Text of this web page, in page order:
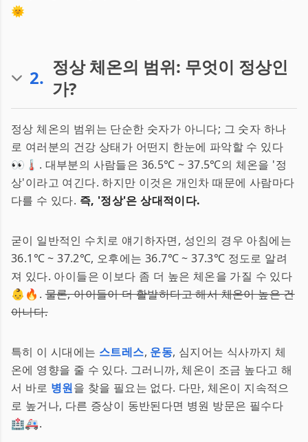
🌞
2. 정상 체온의 범위: 무엇이 정상인
가?
정상 체온의 범위는 단순한 숫자가 아니다; 그 숫자 하나
로 여러분의 건강 상태가 어떤지 한눈에 파악할 수 있다
👀🌡️. 대부분의 사람들은 36.5℃ ~ 37.5℃의 체온을 '정
상'이라고 여긴다. 하지만 이것은 개인차 때문에 사람마다
다를 수 있다. 즉, '정상'은 상대적이다.
굳이 일반적인 수치로 얘기하자면, 성인의 경우 아침에는
36.1℃ ~ 37.2℃, 오후에는 36.7℃ ~ 37.3℃ 정도로 알려
져 있다. 아이들은 이보다 좀 더 높은 체온을 가질 수 있다
👶🔥.물론, 아이들이 더 활발하다고 해서 체온이 높은 건
아니다.
특히 이 시대에는 스트레스, 운동, 심지어는 식사까지 체
온에 영향을 줄 수 있다. 그러니까, 체온이 조금 높다고 해
서 바로 병원을 찾을 필요는 없다. 다만, 체온이 지속적으
로 높거나, 다른 증상이 동반된다면 병원 방문은 필수다
🏥🚑.